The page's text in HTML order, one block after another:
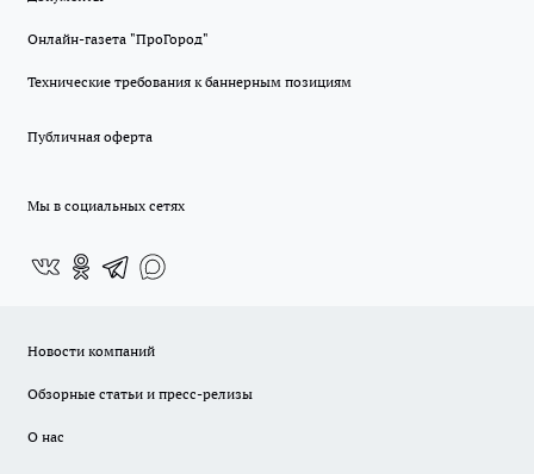
Онлайн-газета "ПроГород"
Технические требования к баннерным позициям
Публичная оферта
Мы в социальных сетях
Новости компаний
Обзорные статьи и пресс-релизы
О нас